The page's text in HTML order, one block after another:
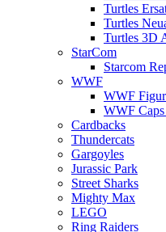
Turtles
Turtles
Turtles 3D
StarCom
Starcom
WWF
WWF
WWF
Cardbacks
Thundercats
Gargoyles
Jurassic Park
Street Sharks
Mighty Max
LEGO
Ring Raiders